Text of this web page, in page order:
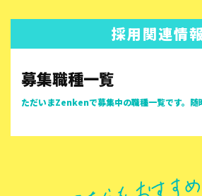
採用関連情
募集職種一覧
ただいまZenkenで募集中の職種一覧です。随